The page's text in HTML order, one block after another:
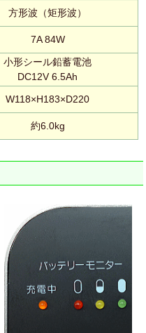
方形波（矩形波）
7A 84W
小形シール鉛蓄電池
DC12V 6.5Ah
W118×H183×D220
約6.0kg